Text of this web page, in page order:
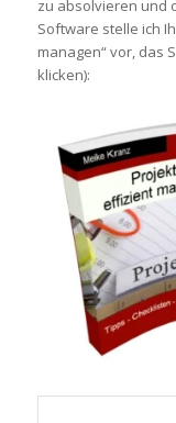
zu absolvieren und
Software stelle ich
managen“ vor, das
klicken):